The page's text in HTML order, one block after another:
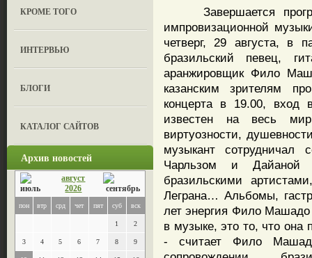
КРОМЕ ТОГО
ИНТЕРВЬЮ
БЛОГИ
КАТАЛОГ САЙТОВ
Архив новостей
август
2026
пон втр срд чет пят суб вск
1 2
3 4 5 6 7 8 9
Завершается
импровизационной
четверг, 29 августа, в
бразильский певец,
аранжировщик Фило
казанским зрителям
концерта в 19.00,
известен на весь мир
виртуозности,
музыкант
Чарльзом и
бразильскими
Леграна… Альбомы,
лет энергия Фило
в музыке, это то, что она
- считает Фило